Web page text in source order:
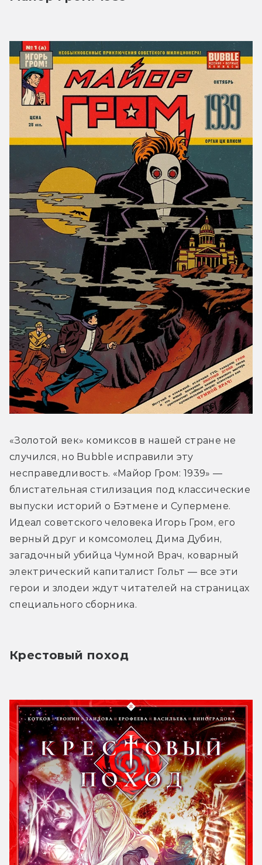
«Золотой век» комиксов в нашей стране не
случился, но Bubble исправили эту
несправедливость. «Майор Гром: 1939» —
блистательная стилизация под классические
выпуски историй о Бэтмене и Супермене.
Идеал советского человека Игорь Гром, его
верный друг и комсомолец Дима Дубин,
загадочный убийца Чумной Врач, коварный
электрический капиталист Гольт — все эти
герои и злодеи ждут читателей на страницах
специального сборника.
Крестовый поход